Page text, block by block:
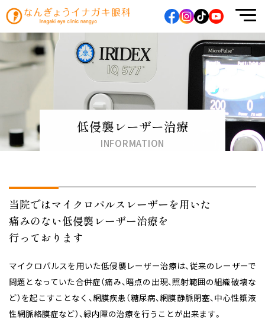
なんぎょうイナガキ眼科
低侵襲レーザー治療
INFORMATION
当院ではマイクロパルスレーザーを用いた
痛みのない低侵襲レーザー治療を
行っております
マイクロパルスを用いた低侵襲レーザー治療は、従来のレーザーで
問題となっていた合併症（痛み、暗点の出現、照射範囲の組織破壊な
ど）を起こすことなく、網膜疾患（糖尿病、網膜静脈閉塞、中心性漿液
性網脈絡膜症など）、緑内障の治療を行うことが出来ます。